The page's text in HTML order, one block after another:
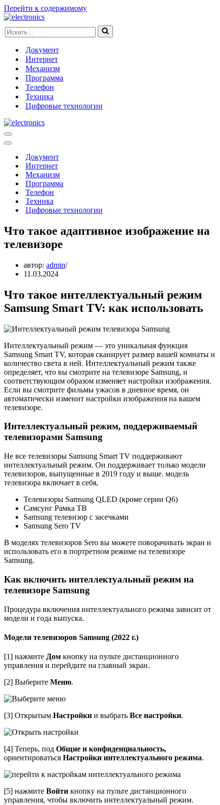
Перейти к содержимому
Искать...
Документ
Интернет
Механизм
Программа
Телефон
Техника
Цифровые технологии
Меню
навигации
Меню
навигацииДокумент
Интернет
Механизм
Программа
Телефон
Техника
Цифровые технологии
Что такое адаптивное изображение на
телевизоре
автор: admin
11.03.2024
Что такое интеллектуальный режим
Samsung Smart TV: как использовать
Интеллектуальный режим — это уникальная функция
Samsung Smart TV, которая сканирует размер вашей комнаты и
количество света в ней. Интеллектуальный режим также
определяет, что вы смотрите на телевизоре Samsung, и
соответствующим образом изменяет настройки изображения.
Если вы смотрите фильмы ужасов в дневное время, он
автоматически изменит настройки изображения на вашем
телевизоре.
Интеллектуальный режим, поддерживаемый
телевизорами Samsung
Не все телевизоры Samsung Smart TV поддерживают
интеллектуальный режим. Он поддерживает только модели
телевизоров, выпущенные в 2019 году и выше. модель
телевизора включает в себя,
Телевизоры Samsung QLED (кроме серии Q6)
Самсунг Рамка ТВ
Samsung телевизор с засечками
Samsung Sero TV
В моделях телевизоров Sero вы можете поворачивать экран и
использовать его в портретном режиме на телевизоре
Samsung.
Как включить интеллектуальный режим на
телевизоре Samsung
Процедура включения интеллектуального режима зависит от
модели и года выпуска.
Модели телевизоров Samsung (2022 г.)
[1] нажмите Дом кнопку на пульте дистанционного
управления и перейдите на главный экран.
[2] Выберите Меню.
[3] Открытым Настройки и выбрать Все настройки.
[4] Теперь, под Общие и конфиденциальность,
ориентироваться Настройки интеллектуального режима.
[5] нажмите Войти кнопку на пульте дистанционного
управления, чтобы включить интеллектуальный режим.